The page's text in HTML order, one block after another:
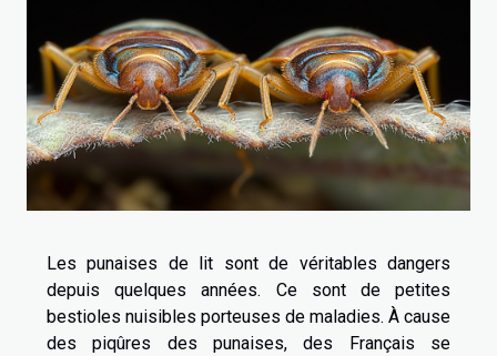
Les punaises de lit sont de véritables dangers
depuis quelques années. Ce sont de petites
bestioles nuisibles porteuses de maladies. À cause
des piqûres des punaises, des Français se